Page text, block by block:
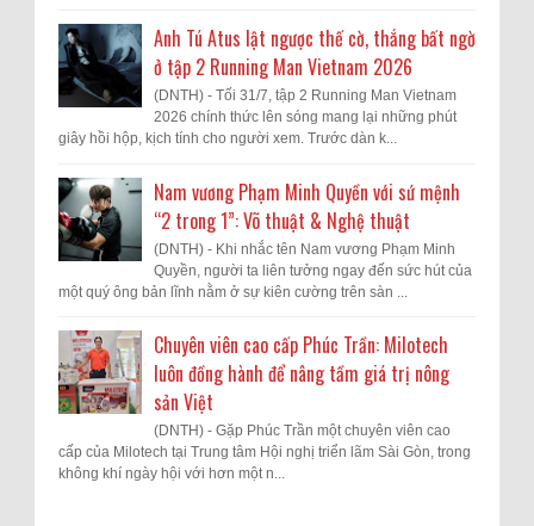
Anh Tú Atus lật ngược thế cờ, thắng bất ngờ
ở tập 2 Running Man Vietnam 2026
(DNTH) - Tối 31/7, tập 2 Running Man Vietnam
2026 chính thức lên sóng mang lại những phút
giây hồi hộp, kịch tính cho người xem. Trước dàn k...
Nam vương Phạm Minh Quyền với sứ mệnh
“2 trong 1”: Võ thuật & Nghệ thuật
(DNTH) - Khi nhắc tên Nam vương Phạm Minh
Quyền, người ta liên tưởng ngay đến sức hút của
một quý ông bản lĩnh nằm ở sự kiên cường trên sàn ...
Chuyên viên cao cấp Phúc Trần: Milotech
luôn đồng hành để nâng tầm giá trị nông
sản Việt
(DNTH) - Gặp Phúc Trần một chuyên viên cao
cấp của Milotech tại Trung tâm Hội nghị triển lãm Sài Gòn, trong
không khí ngày hội với hơn một n...